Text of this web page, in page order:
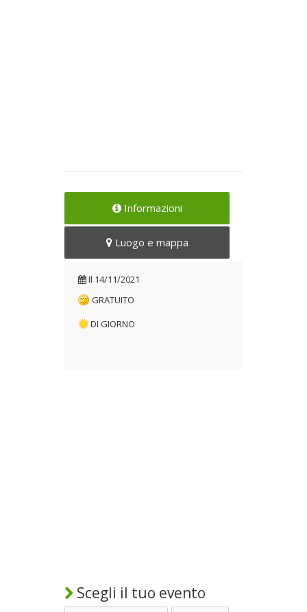
Informazioni
Luogo e mappa
Il 14/11/2021
GRATUITO
DI GIORNO
Scegli il tuo evento